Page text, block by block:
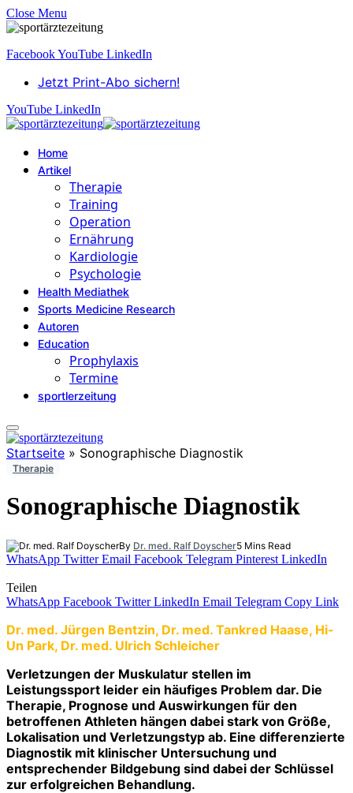
Close Menu
FacebookYouTube LinkedIn
Jetzt Print-Abo sichern!
YouTube LinkedIn
Home
Artikel
Therapie
Training
Operation
Ernährung
Kardiologie
Psychologie
Health Mediathek
Sports Medicine Research
Autoren
Education
Prophylaxis
Termine
sportlerzeitung
Startseite » Sonographische Diagnostik
Therapie
Sonographische Diagnostik
By Dr. med. Ralf Doyscher5 Mins Read
WhatsApp Twitter Email Facebook Telegram Pinterest LinkedIn
Teilen
WhatsApp Facebook Twitter LinkedIn Email Telegram Copy Link
Dr. med. Jürgen Bentzin, Dr. med. Tankred Haase, Hi-
Un Park, Dr. med. Ulrich Schleicher
Verletzungen der Muskulatur stellen im
Leistungssport leider ein häufiges Problem dar. Die
Therapie, Prognose und Auswir­kungen für den
betroffenen Athleten hängen dabei stark von Größe,
Lokalisation und Verletzungstyp ab. Eine differenzierte
Diagnostik mit klinischer Untersuchung und
entsprechender Bildgebung sind dabei der Schlüssel
zur erfolgreichen Behandlung.